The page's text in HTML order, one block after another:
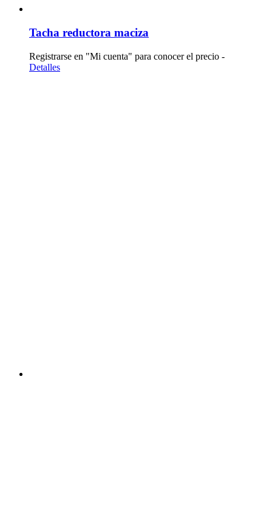
Tacha reductora maciza
Registrarse en "Mi cuenta" para conocer el precio -
Detalles